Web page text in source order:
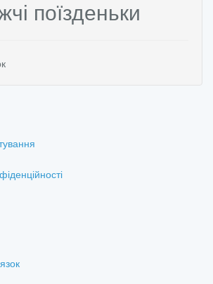
поїзденьки